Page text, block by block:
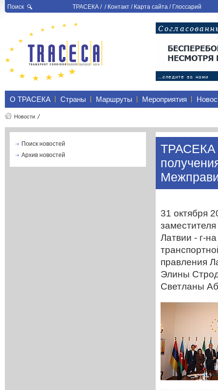
Поиск ТРАСЕКА/ /Контакт/Карта сайта/Глоссарий
О ТРАСЕКА Страны Маршруты Мероприятия
Новости
Поиск новостей
Архив новостей
ТРАСЕКА
31 октября
Латвии - г-
правления
Элины
Светланы